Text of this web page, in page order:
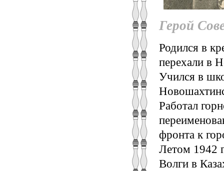
Герой
Родился в
перехали в
Учился в
Работал
фронта к
Летом 1942
Волги в